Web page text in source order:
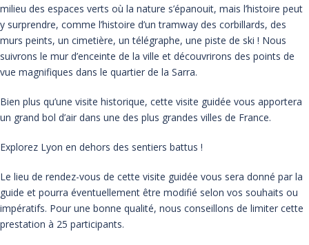
milieu des espaces verts où la nature s’épanouit, mais l’histoire peut
y surprendre, comme l’histoire d’un tramway des corbillards, des
murs peints, un cimetière, un télégraphe, une piste de ski ! Nous
suivrons le mur d’enceinte de la ville et découvrirons des points de
vue magnifiques dans le quartier de la Sarra.
Bien plus qu’une visite historique, cette visite guidée vous apportera
un grand bol d’air dans une des plus grandes villes de France.
Explorez Lyon en dehors des sentiers battus !
Le lieu de rendez-vous de cette visite guidée vous sera donné par la
guide et pourra éventuellement être modifié selon vos souhaits ou
impératifs. Pour une bonne qualité, nous conseillons de limiter cette
prestation à 25 participants.